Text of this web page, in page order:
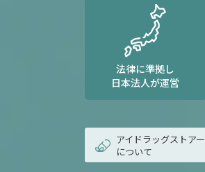
法律に準拠し
日本法人が運営
アイドラッグストアー
について